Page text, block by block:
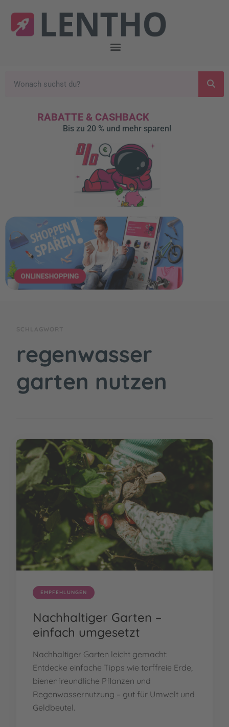
RABATTE & CASHBACK
Bis zu 20 % und mehr sparen!
regenwasser
garten nutzen
EMPFEHLUNGEN
Nachhaltiger Garten –
einfach umgesetzt
Nachhaltiger Garten leicht gemacht:
Entdecke einfache Tipps wie torffreie Erde,
bienenfreundliche Pflanzen und
Regenwassernutzung – gut für Umwelt und
Geldbeutel.